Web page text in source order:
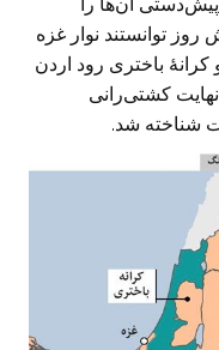
آن‌ها را
توانستند نوار غزه
باختری رود اردن
کشتی‌رانی
شناخته شد.